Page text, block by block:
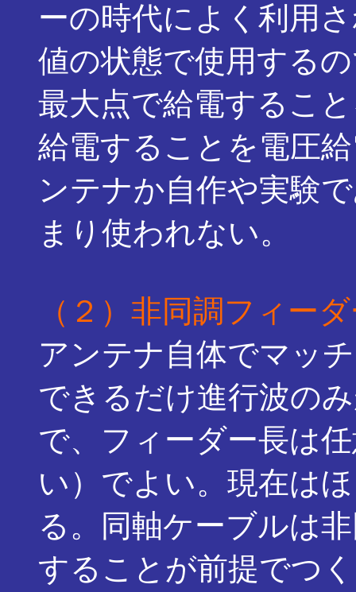
ーの時代によく利用
値の状態で使用する
最大点で給電するこ
給電することを電圧
ンテナか自作や実験
まり使われない。
（２）非同調フィー
アンテナ自体でマッ
できるだけ進行波の
で、フィーダー長は
い）でよい。現在は
る。同軸ケーブルは
することが前提でつ